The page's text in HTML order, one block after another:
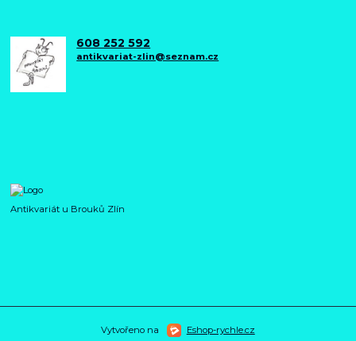
608 252 592
antikvariat-zlin@seznam.cz
Antikvariát u Brouků Zlín
Vytvořeno na Eshop-rychle.cz